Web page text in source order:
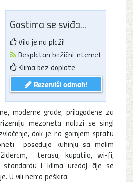
Gostima se sviđa...
Vila je na plaži!
Besplatan bežični internet
Klima bez doplate
Rezerviši odmah!
moderne građe, prilagođene za
mezoneta nalazi se singl
dok je na gornjem spratu
poseduje kuhinju sa malim
terasu, kupatilo, wi-fi,
standardu i klima uređaj čije se
U vili nema peškira.